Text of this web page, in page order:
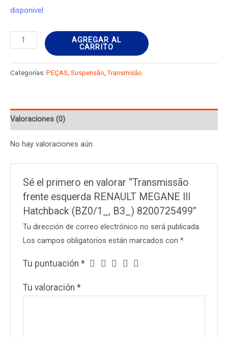
disponivel
Transmissão
frente
esquerda
RENAULT
Hatchback
B3_)
AGREGAR AL
CARRITO
Categorías: PEÇAS Suspensão ,Transmisão
Valoraciones (0)
No hay valoraciones aún.
Sé el primero en valorar “Transmissão
frente esquerda RENAULT MEGANE III
Hatchback (BZ0/1_, B3_) 8200725499”
Tu dirección de correo electrónico no será publicada.
Los campos obligatorios están marcados con*
Tu puntuación*
Tu valoración*